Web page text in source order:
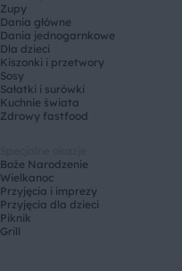
Zupy
Dania główne
Dania jednogarnkowe
Dla dzieci
Kiszonki i przetwory
Sosy
Sałatki i surówki
Kuchnie świata
Zdrowy fastfood
Boże Narodzenie
Wielkanoc
Przyjęcia i imprezy
Przyjęcia dla dzieci
Piknik
Grill